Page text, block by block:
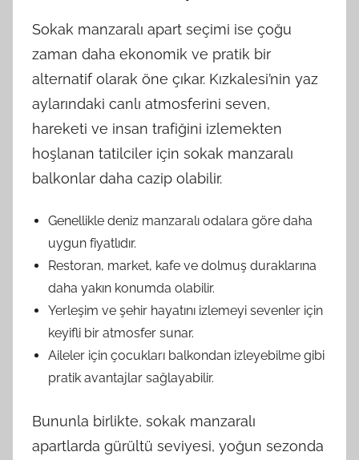
Sokak manzaralı apart seçimi ise çoğu
zaman daha ekonomik ve pratik bir
alternatif olarak öne çıkar. Kızkalesi’nin yaz
aylarındaki canlı atmosferini seven,
hareketi ve insan trafiğini izlemekten
hoşlanan tatilciler için sokak manzaralı
balkonlar daha cazip olabilir.
Genellikle deniz manzaralı odalara göre daha
uygun fiyatlıdır.
Restoran, market, kafe ve dolmuş duraklarına
daha yakın konumda olabilir.
Yerleşim ve şehir hayatını izlemeyi sevenler için
keyifli bir atmosfer sunar.
Aileler için çocukları balkondan izleyebilme gibi
pratik avantajlar sağlayabilir.
Bununla birlikte, sokak manzaralı
apartlarda gürültü seviyesi, yoğun sezonda